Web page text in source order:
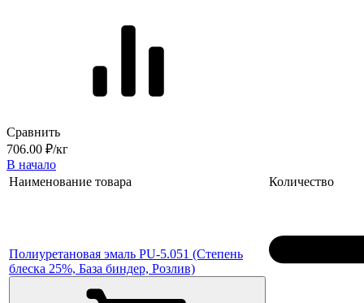
Сравнить
706.00 ₽/кг
В начало
Наименование товара
Количество
Полиуретановая эмаль PU-5.051 (Степень
блеска 25%, База биндер, Розлив)